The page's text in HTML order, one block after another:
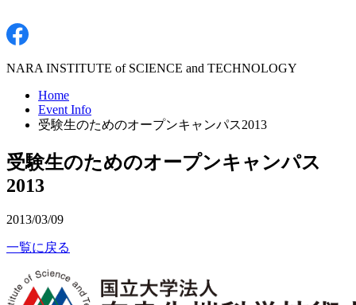
NARA INSTITUTE of SCIENCE and TECHNOLOGY
Home
Event Info
受験生のためのオープンキャンパス2013
受験生のためのオープンキャンパス
2013
2013/03/09
一覧に戻る